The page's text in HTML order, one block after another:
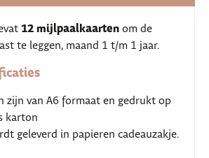
12 mijlpaalkaarten om de
te leggen, maand 1 t/m 1 jaar.
zijn van A6 formaat en gedrukt op
karton
geleverd in papieren cadeauzakje.